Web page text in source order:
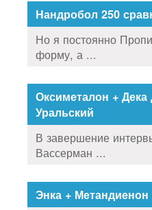
Нандробол 250
Но я постоянно
форму, а ...
Оксиметалон +
Уральский
В завершение
Вассерман ...
Энка +